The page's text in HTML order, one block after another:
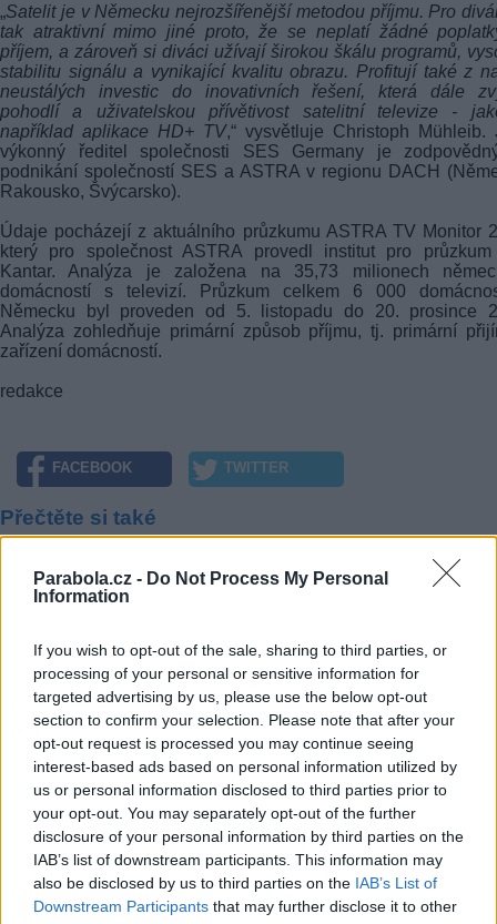
Parabola.cz - Do Not Process My Personal
Information
If you wish to opt-out of the sale, sharing to third parties, or
processing of your personal or sensitive information for
targeted advertising by us, please use the below opt-out
section to confirm your selection. Please note that after your
opt-out request is processed you may continue seeing
interest-based ads based on personal information utilized by
us or personal information disclosed to third parties prior to
your opt-out. You may separately opt-out of the further
disclosure of your personal information by third parties on the
IAB’s list of downstream participants. This information may
also be disclosed by us to third parties on the IAB’s List of
Downstream Participants that may further disclose it to other
„Satelit je v Německu nejrozšířenější metodou příjmu. Pro
tak atraktivní mimo jiné proto, že se neplatí žádné
příjem, a zároveň si diváci užívají širokou škálu programů,
stabilitu signálu a vynikající kvalitu obrazu. Profitují také z
neustálých investic do inovativních řešení, která dále
pohodlí a uživatelskou přívětivost satelitní televize -
například aplikace HD+ TV,“ vysvětluje Christoph Mühleib.
výkonný ředitel společnosti SES Germany je
podnikání společností SES a ASTRA v regionu DACH
Rakousko, Švýcarsko).
Údaje pocházejí z aktuálního průzkumu ASTRA TV Monitor
který pro společnost ASTRA provedl institut pro
Kantar. Analýza je založena na 35,73 milionech
domácností s televizí. Průzkum celkem 6 000
Německu byl proveden od 5. listopadu do 20. prosince
Analýza zohledňuje primární způsob příjmu, tj. primární
zařízení domácností.
redakce
FACEBOOK TWITTER
Přečtěte si také
Televizní vysílání či video obsah většina sleduje večer
Reklama
Pracovní nabídky
07.08.2026 -Bosch Powertrain s.r.o. Jihlava • linkový střídač • mzda
48.400 Kč • příspěvek na ubytování (Jihlava, okres Jihlava)
Bosch Powertrain s.r.o. Jihlava • obsluha CNC strojů •
48.400 Kč • náborový bonus 50.000 Kč • příspěvek na ubytování
okres Jihlava)
07.08.2026 -Specialista pro elektronická zařízení údržby (m/ž) (tř.
Klementa 869, Mladá Boleslav II)
06.08.2026 -
Bosch Powertrain s.r.o. Jihlava • CNC operátor• mzda
Kč • náborový bonus 50.000 Kč • příspěvek na ubytování (Jihlava,
Jihlava)